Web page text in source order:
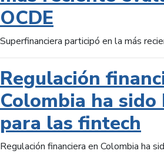
OCDE
Superfinanciera participó en la más
Regulación
Colombia ha
para las fintech
Regulación financiera en Colombia ha